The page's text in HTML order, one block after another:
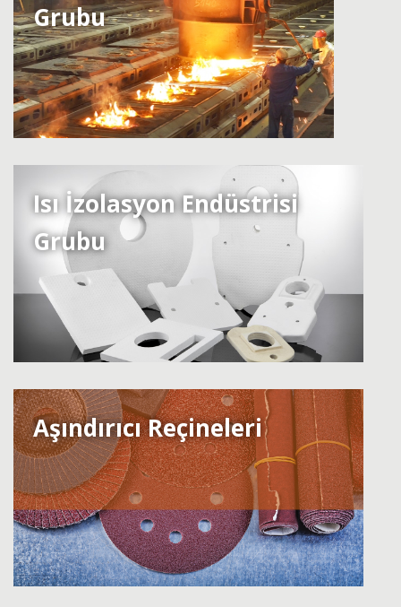
Grubu
Isı İzolasyon Endüstrisi
Grubu
Aşındırıcı Reçineleri